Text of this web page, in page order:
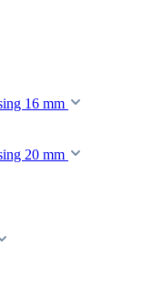
16 mm
20 mm